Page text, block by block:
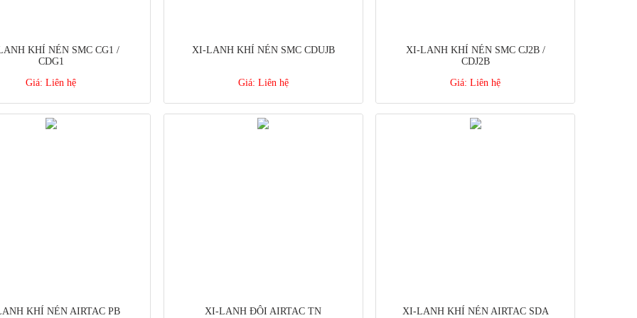
KHÍ NÉN SMC CG1 /
CDG1
Giá: Liên hệ
XI-LANH KHÍ NÉN SMC CDUJB
Giá: Liên hệ
XI-LANH KHÍ NÉN SMC CJ2B /
CDJ2B
Giá: Liên hệ
KHÍ NÉN AIRTAC PB XI-LANH ĐÔI AIRTAC TN XI-LANH KHÍ NÉN AIRTAC SDA